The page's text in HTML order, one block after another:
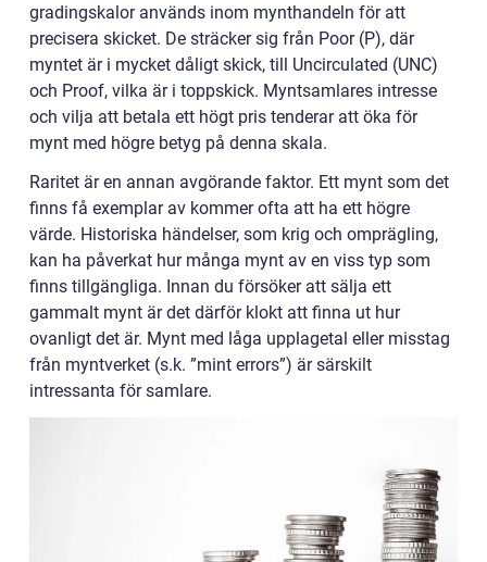
gradingskalor används inom mynthandeln för att
precisera skicket. De sträcker sig från Poor (P), där
myntet är i mycket dåligt skick, till Uncirculated (UNC)
och Proof, vilka är i toppskick. Myntsamlares intresse
och vilja att betala ett högt pris tenderar att öka för
mynt med högre betyg på denna skala.
Raritet är en annan avgörande faktor. Ett mynt som det
finns få exemplar av kommer ofta att ha ett högre
värde. Historiska händelser, som krig och omprägling,
kan ha påverkat hur många mynt av en viss typ som
finns tillgängliga. Innan du försöker att sälja ett
gammalt mynt är det därför klokt att finna ut hur
ovanligt det är. Mynt med låga upplagetal eller misstag
från myntverket (s.k. ”mint errors”) är särskilt
intressanta för samlare.